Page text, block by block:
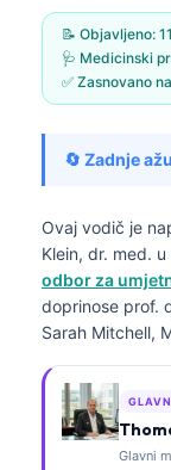
📝 Objavljeno:
🩺 Medicinski
✅ Zasnovano
🔄 Zadnje
Ovaj vodič je
Klein, dr. med. u
odbor za
doprinose prof.
Sarah Mitchell,
Glavni